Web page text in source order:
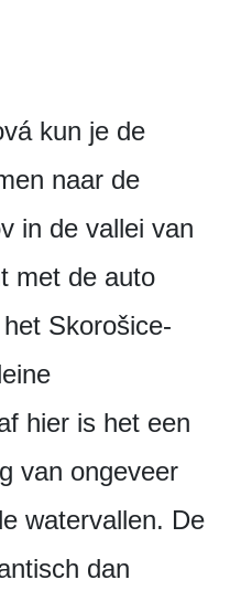
kun je de
naar de
in de vallei van
met de auto
Skorošice-
hier is het een
van ongeveer
watervallen. De
dan